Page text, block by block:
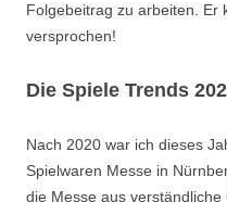
Folgebeitrag zu arbeiten. Er
versprochen!
Die Spiele Trends
Nach 2020 war ich dieses
Spielwaren Messe in
die Messe aus